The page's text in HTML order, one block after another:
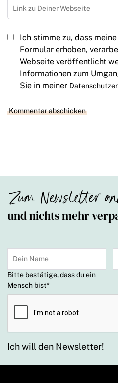
Ich stimme zu, dass
Formular erhoben,
Webseite veröffentlicht
Informationen zum
Sie in meiner
Zum Newsletter
und nichts mehr
Bitte bestätige, dass du ein
Mensch bist*
Ich will den Newsletter!